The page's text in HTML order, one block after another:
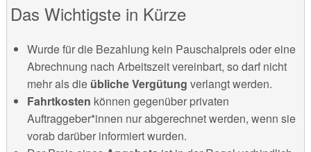
Das Wichtigste in Kürze
Wurde für die Bezahlung kein Pauschalpreis oder eine
Abrechnung nach Arbeitszeit vereinbart, so darf nicht
mehr als die übliche Vergütung verlangt werden.
Fahrtkosten können gegenüber privaten
Auftraggeber*innen nur abgerechnet werden, wenn sie
vorab darüber informiert wurden.